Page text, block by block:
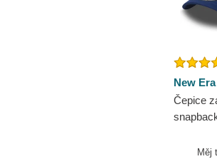
New Era
Čepice
Los
New Era
Měj